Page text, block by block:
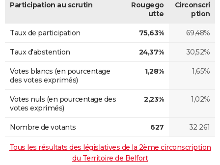
Participation au scrutin
Rougego
utte
Circonscri
ption
Taux de participation 75,63% 69,48%
Taux d'abstention 24,37% 30,52%
Votes blancs (en pourcentage
des votes exprimés)
1,28% 1,65%
Votes nuls (en pourcentage des
votes exprimés)
2,23% 1,02%
Nombre de votants 627 32 261
Tous les résultats des législatives de la 2ème circonscription
du Territoire de Belfort